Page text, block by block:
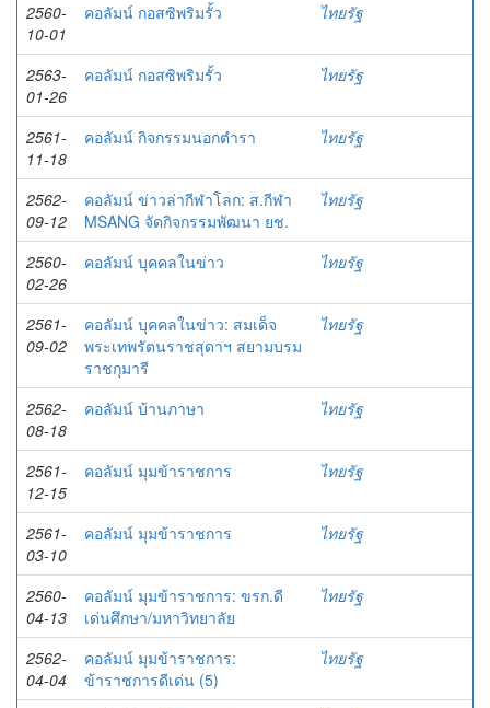
2560-
10-01
คอลัมน์ กอสซิพริมรั้ว ไทยรัฐ
2563-
01-26
คอลัมน์ กอสซิพริมรั้ว ไทยรัฐ
2561-
11-18
คอลัมน์ กิจกรรมนอกตำรา ไทยรัฐ
2562-
09-12
คอลัมน์ ข่าวล่ากีฬาโลก: ส.กีฬา
MSANG จัดกิจกรรมพัฒนา ยช.
ไทยรัฐ
2560-
02-26
คอลัมน์ บุคคลในข่าว ไทยรัฐ
2561-
09-02
คอลัมน์ บุคคลในข่าว: สมเด็จ
พระเทพรัตนราชสุดาฯ สยามบรม
ราชกุมารี
ไทยรัฐ
2562-
08-18
คอลัมน์ บ้านภาษา ไทยรัฐ
2561-
12-15
คอลัมน์ มุมข้าราชการ ไทยรัฐ
2561-
03-10
คอลัมน์ มุมข้าราชการ ไทยรัฐ
2560-
04-13
คอลัมน์ มุมข้าราชการ: ขรก.ดี
เด่นศึกษา/มหาวิทยาลัย
ไทยรัฐ
2562-
04-04
คอลัมน์ มุมข้าราชการ:
ข้าราชการดีเด่น (5)
ไทยรัฐ